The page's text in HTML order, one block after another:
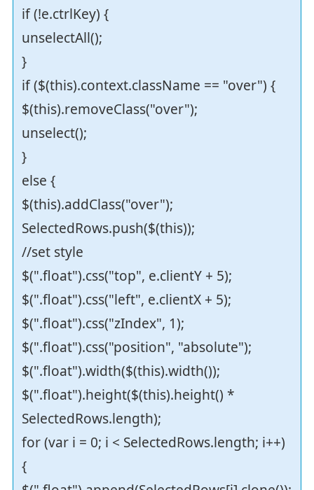
if (!e.ctrlKey) {
unselectAll();
}
if ($(this).context.className == "over") {
$(this).removeClass("over");
unselect();
}
else {
$(this).addClass("over");
SelectedRows.push($(this));
//set style
$(".float").css("top", e.clientY + 5);
$(".float").css("left", e.clientX + 5);
$(".float").css("zIndex", 1);
$(".float").css("position", "absolute");
$(".float").width($(this).width());
$(".float").height($(this).height() *
SelectedRows.length);
for (var i = 0; i < SelectedRows.length; i++)
{